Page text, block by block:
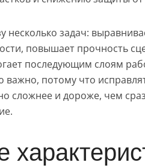
несколько задач:
повышает прочность
последующим слоям
важно, потому что
сложнее и дороже, чем